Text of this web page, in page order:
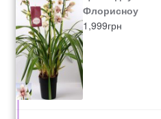
Флорисноу
1,999грн